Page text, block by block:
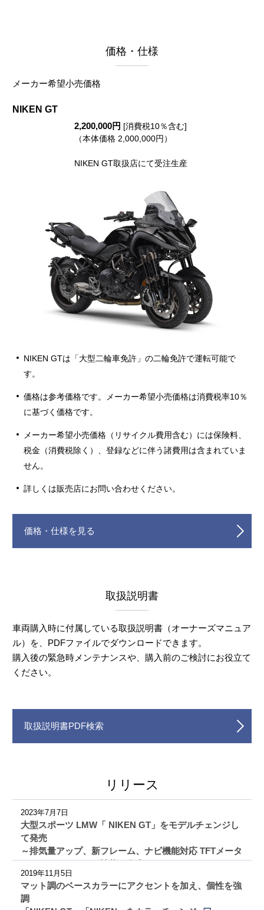
価格・仕様
メーカー希望小売価格
NIKEN GT
2,200,000円 [消費税10％含む]
（本体価格 2,000,000円）
NIKEN GT取扱店にて受注生産
NIKEN GTは「大型二輪車免許」の二輪免許で運転可能で
す。
価格は参考価格です。メーカー希望小売価格は消費税率10％
に基づく価格です。
メーカー希望小売価格（リサイクル費用含む）には保険料、
税金（消費税除く）、登録などに伴う諸費用は含まれていま
せん。
詳しくは販売店にお問い合わせください。
価格・仕様を見る
取扱説明書
車両購入時に付属している取扱説明書（オーナーズマニュア
ル）を、PDFファイルでダウンロードできます。
購入後の緊急時メンテナンスや、購入前のご検討にお役立て
ください。
取扱説明書PDF検索
リリース
2023年7月7日
大型スポーツ LMW「 NIKEN GT」をモデルチェンジし
て発売
～排気量アップ、新フレーム、ナビ機能対応 TFTメータ
ーなどでツーリング性能を向上～
2019年11月5日
マット調のベースカラーにアクセントを加え、個性を強
調